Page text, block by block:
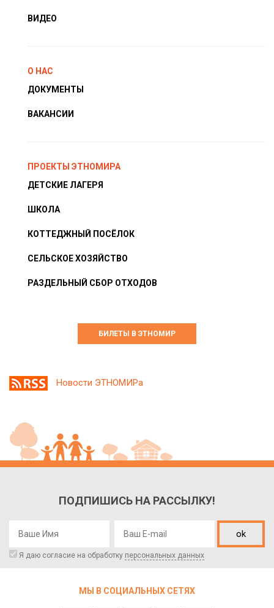
ВИДЕО
О НАС
ДОКУМЕНТЫ
ВАКАНСИИ
ПРОЕКТЫ ЭТНОМИРА
ДЕТСКИЕ ЛАГЕРЯ
ШКОЛА
КОТТЕДЖНЫЙ ПОСЁЛОК
СЕЛЬСКОЕ ХОЗЯЙСТВО
РАЗДЕЛЬНЫЙ СБОР ОТХОДОВ
БИЛЕТЫ В ЭТНОМИР
Новости ЭТНОМИРа
ПОДПИШИСЬ НА РАССЫЛКУ!
ok
Я даю согласие на обработку персональных данных
МЫ В СОЦИАЛЬНЫХ СЕТЯХ